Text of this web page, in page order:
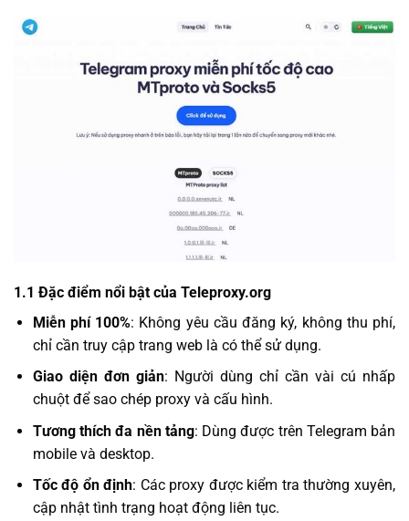
1.1 Đặc điểm nổi bật của Teleproxy.org
Miễn phí 100%: Không yêu cầu đăng ký, không thu phí,
chỉ cần truy cập trang web là có thể sử dụng.
Giao diện đơn giản: Người dùng chỉ cần vài cú nhấp
chuột để sao chép proxy và cấu hình.
Tương thích đa nền tảng: Dùng được trên Telegram bản
mobile và desktop.
Tốc độ ổn định: Các proxy được kiểm tra thường xuyên,
cập nhật tình trạng hoạt động liên tục.